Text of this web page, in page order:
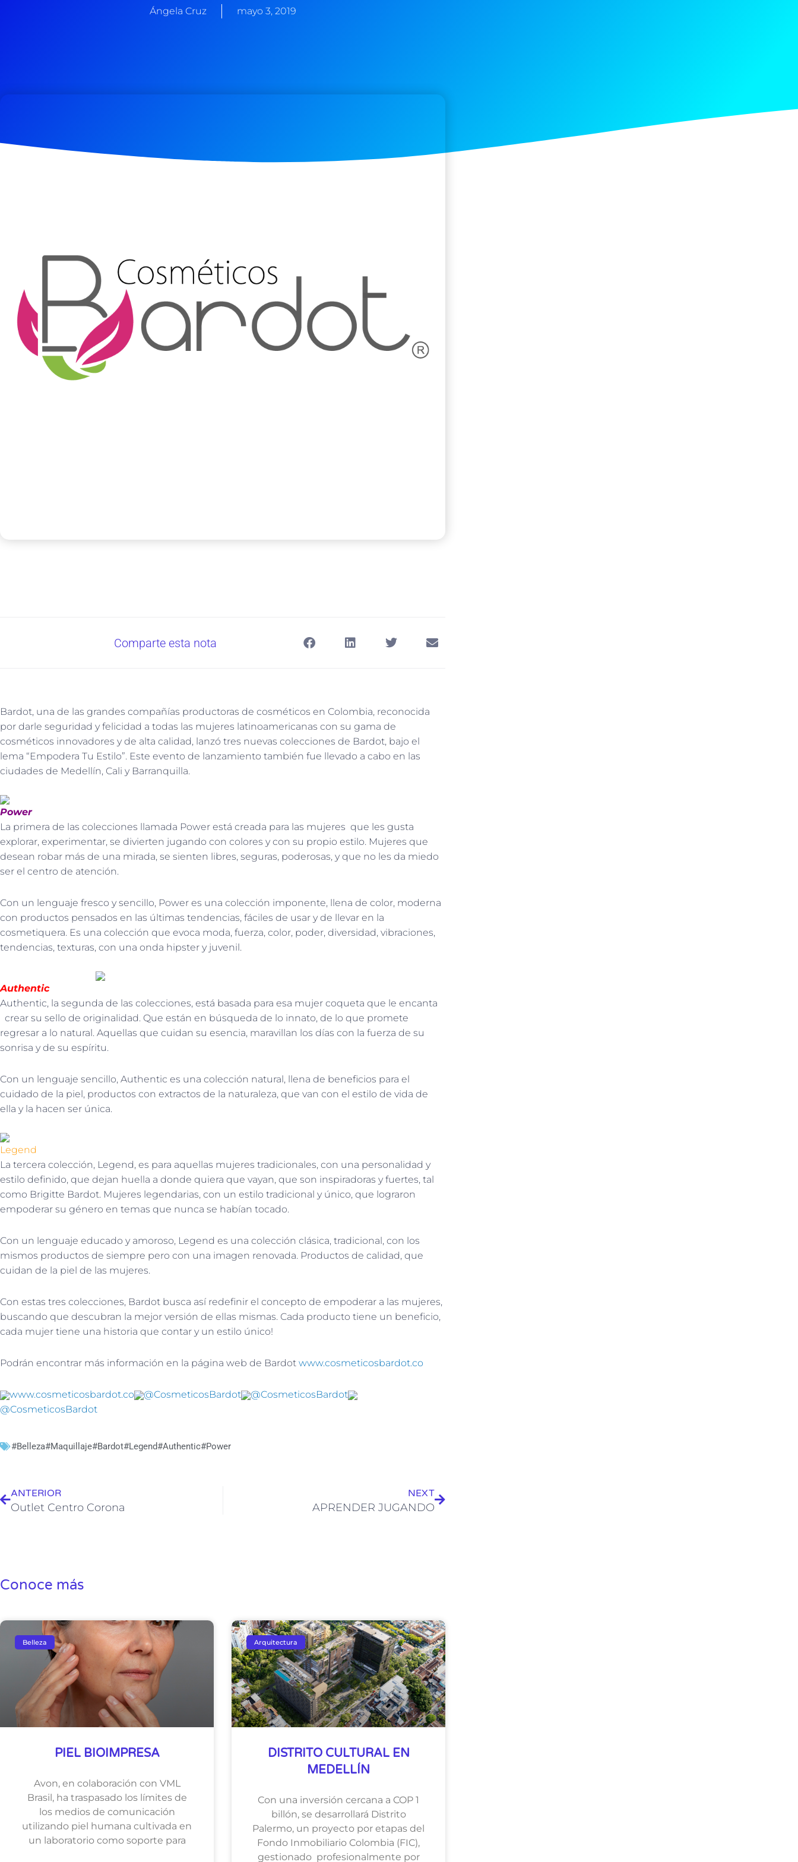
Ángela Cruz mayo 3, 2019
Comparte esta nota
Bardot, una de las grandes compañías productoras de cosméticos en Colombia, reconocida
por darle seguridad y felicidad a todas las mujeres latinoamericanas con su gama de
cosméticos innovadores y de alta calidad, lanzó tres nuevas colecciones de Bardot, bajo el
lema “Empodera Tu Estilo”. Este evento de lanzamiento también fue llevado a cabo en las
ciudades de Medellín, Cali y Barranquilla.
Power
La primera de las colecciones llamada Power está creada para las mujeres que les gusta
explorar, experimentar, se divierten jugando con colores y con su propio estilo. Mujeres que
desean robar más de una mirada, se sienten libres, seguras, poderosas, y que no les da miedo
ser el centro de atención.
Con un lenguaje fresco y sencillo, Power es una colección imponente, llena de color, moderna
con productos pensados en las últimas tendencias, fáciles de usar y de llevar en la
cosmetiquera. Es una colección que evoca moda, fuerza, color, poder, diversidad, vibraciones,
tendencias, texturas, con una onda hipster y juvenil.
Authentic
Authentic, la segunda de las colecciones, está basada para esa mujer coqueta que le encanta
crear su sello de originalidad. Que están en búsqueda de lo innato, de lo que promete
regresar a lo natural. Aquellas que cuidan su esencia, maravillan los días con la fuerza de su
sonrisa y de su espíritu.
Con un lenguaje sencillo, Authentic es una colección natural, llena de beneficios para el
cuidado de la piel, productos con extractos de la naturaleza, que van con el estilo de vida de
ella y la hacen ser única.
Legend
La tercera colección, Legend, es para aquellas mujeres tradicionales, con una personalidad y
estilo definido, que dejan huella a donde quiera que vayan, que son inspiradoras y fuertes, tal
como Brigitte Bardot. Mujeres legendarias, con un estilo tradicional y único, que lograron
empoderar su género en temas que nunca se habían tocado.
Con un lenguaje educado y amoroso, Legend es una colección clásica, tradicional, con los
mismos productos de siempre pero con una imagen renovada. Productos de calidad, que
cuidan de la piel de las mujeres.
Con estas tres colecciones, Bardot busca así redefinir el concepto de empoderar a las mujeres,
buscando que descubran la mejor versión de ellas mismas. Cada producto tiene un beneficio,
cada mujer tiene una historia que contar y un estilo único!
Podrán encontrar más información en la página web de Bardot www.cosmeticosbardot.co
www.cosmeticosbardot.co @CosmeticosBardot @CosmeticosBardot
@CosmeticosBardot
#Belleza#Maquillaje#Bardot#Legend#Authentic#Power
ANTERIOR
Outlet Centro Corona
NEXT
APRENDER JUGANDO
Conoce más
Belleza
PIEL BIOIMPRESA
Avon, en colaboración con VML
Brasil, ha traspasado los límites de
los medios de comunicación
utilizando piel humana cultivada en
un laboratorio como soporte para
Arquitectura
DISTRITO CULTURAL EN
MEDELLÍN
Con una inversión cercana a COP 1
billón, se desarrollará Distrito
Palermo, un proyecto por etapas del
Fondo Inmobiliario Colombia (FIC),
gestionado profesionalmente por